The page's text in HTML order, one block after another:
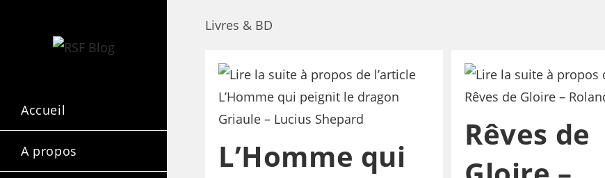
Accueil
A propos
Livres & BD
L’Homme qui
Rêves de